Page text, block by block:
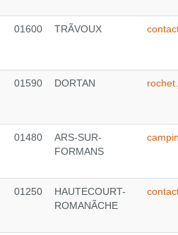
01600 TRÃVOUX
01590 DORTAN
01480
ARS-SUR-
FORMANS
01250
HAUTECOURT-
ROMANÃCHE